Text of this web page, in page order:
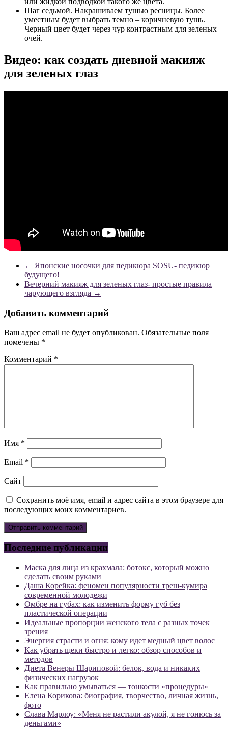
Шаг седьмой. Накрашиваем тушью ресницы. Более
уместным будет выбрать темно – коричневую тушь.
Черный цвет будет через чур контрастным для зеленых
очей.
Видео: как создать дневной макияж
для зеленых глаз
← Японские носочки для педикюра SOSU- педикюр
будущего!
Вечерний макияж для зеленых глаз- простые правила
чарующего взгляда →
Добавить комментарий
Ваш адрес email не будет опубликован. Обязательные поля
помечены *
Комментарий *
Имя *
Email *
Сайт
Сохранить моё имя, email и адрес сайта в этом браузере для
последующих моих комментариев.
Последние публикации
Маска для лица из крахмала: ботокс, который можно
сделать своим руками
Даша Корейка: феномен популярности треш-кумира
современной молодежи
Омбре на губах: как изменить форму губ без
пластической операции
Идеальные пропорции женского тела с разных точек
зрения
Энергия страсти и огня: кому идет медный цвет волос
Как убрать щеки быстро и легко: обзор способов и
методов
Диета Венеры Шариповой: белок, вода и никаких
физических нагрузок
Как правильно умываться — тонкости «процедуры»
Елена Корикова: биография, творчество, личная жизнь,
фото
Слава Марлоу: «Меня не растили акулой, я не гонюсь за
деньгами»